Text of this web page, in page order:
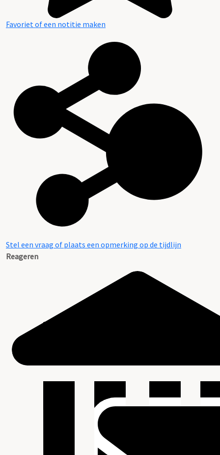
Favoriet of een notitie maken
Stel een vraag of plaats een opmerking op de tijdlijn
Reageren